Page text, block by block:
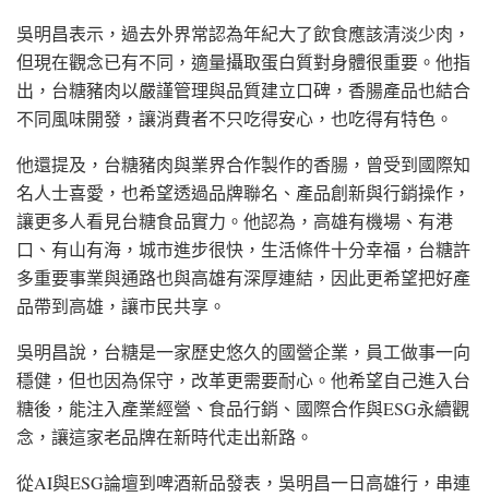
吳明昌表示，過去外界常認為年紀大了飲食應該清淡少肉，
但現在觀念已有不同，適量攝取蛋白質對身體很重要。他指
出，台糖豬肉以嚴謹管理與品質建立口碑，香腸產品也結合
不同風味開發，讓消費者不只吃得安心，也吃得有特色。
他還提及，台糖豬肉與業界合作製作的香腸，曾受到國際知
名人士喜愛，也希望透過品牌聯名、產品創新與行銷操作，
讓更多人看見台糖食品實力。他認為，高雄有機場、有港
口、有山有海，城市進步很快，生活條件十分幸福，台糖許
多重要事業與通路也與高雄有深厚連結，因此更希望把好產
品帶到高雄，讓市民共享。
吳明昌說，台糖是一家歷史悠久的國營企業，員工做事一向
穩健，但也因為保守，改革更需要耐心。他希望自己進入台
糖後，能注入產業經營、食品行銷、國際合作與ESG永續觀
念，讓這家老品牌在新時代走出新路。
從AI與ESG論壇到啤酒新品發表，吳明昌一日高雄行，串連